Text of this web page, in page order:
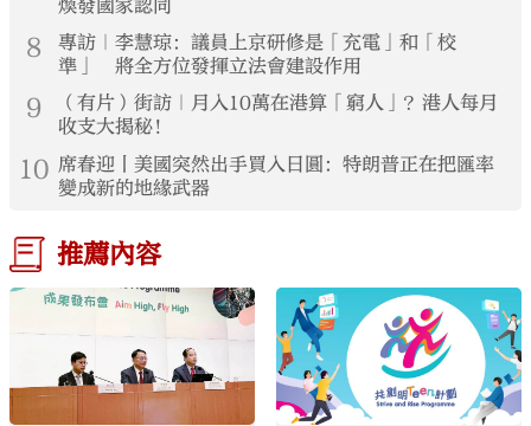
煥發國家認同
8
專訪｜李慧琼：議員上京研修是「充電」和「校
準」 將全方位發揮立法會建設作用
9
（有片）街訪｜月入10萬在港算「窮人」？港人每月
收支大揭秘！
10 席春迎丨美國突然出手買入日圓：特朗普正在把匯率
變成新的地緣武器
推薦內容